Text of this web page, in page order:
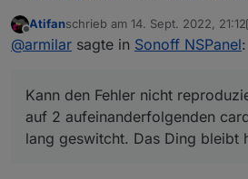
@jobr99Also ich benutze
passiert.
Sobald ich das Display aus
erwecke durch einen
auf 2 aufeinanderfolgenden
geswitcht. Das Ding bleibt
Offline
Atifanschrieb am 14. Sept. 2022, 21:12
zuletzt editiert von Atifan
@armilar sagte in Sonoff NSPanel:
Kann den Fehler nicht
auf 2 aufeinanderfolgenden
lang geswitcht. Das Ding bleibt